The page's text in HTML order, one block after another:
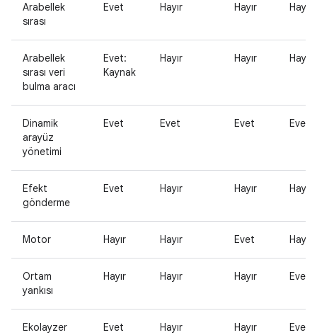
Arabellek
sırası
Evet Hayır Hayır Hayır
Arabellek
sırası veri
bulma aracı
Evet:
Kaynak
Hayır Hayır Hayır
Dinamik
arayüz
yönetimi
Evet Evet Evet Evet
Efekt
gönderme
Evet Hayır Hayır Hayır
Motor Hayır Hayır Evet Hayır
Ortam
yankısı
Hayır Hayır Hayır Evet
Ekolayzer Evet Hayır Hayır Evet